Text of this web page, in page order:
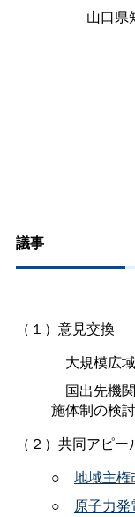
山口
議事
（１）意見交換
大規模広
国出先機
施体制の検
（２）共同アピー
○ 地域主権
○ 原子力